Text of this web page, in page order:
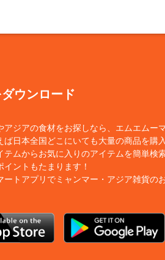
ウンロード
アジアの食材をお探しなら、エムエムー
ば日本全国どこにいても大量の商品を購
テムからお気に入りのアイテムを簡単検
イントもたまります！
ートアプリでミャンマー・アジア雑貨の